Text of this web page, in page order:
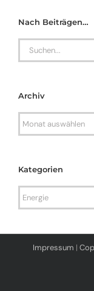
Nach Beiträgen…
Search
Archiv
Archiv
Kategorien
Kategorien
Impressum |